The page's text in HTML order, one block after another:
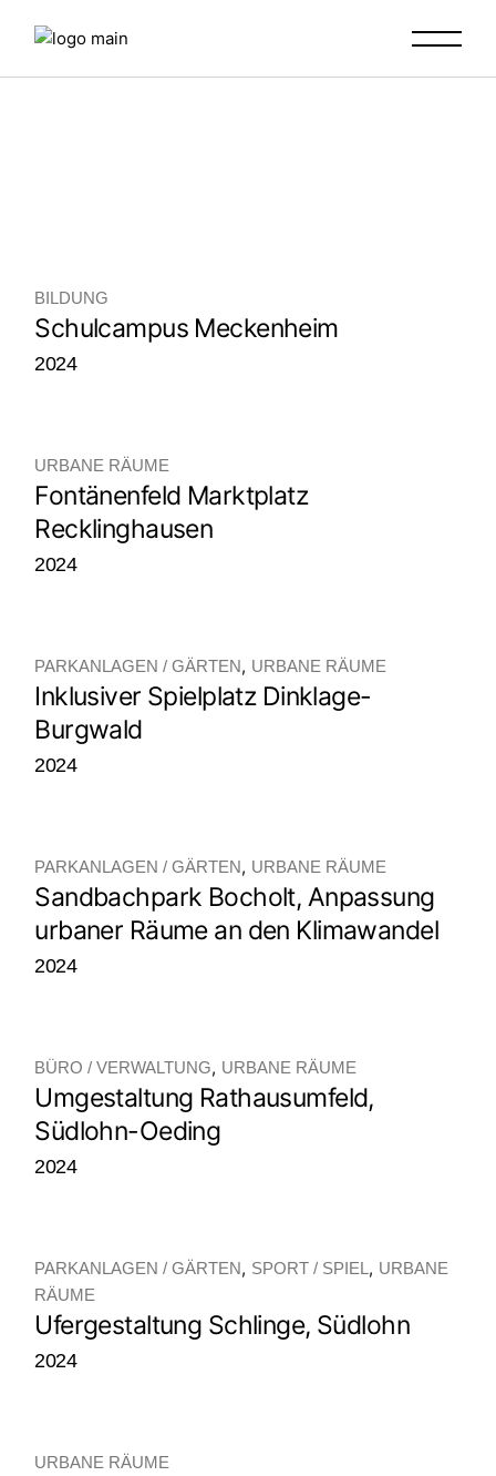
BILDUNG
Schulcampus Meckenheim
2024
URBANE RÄUME
Fontänenfeld Marktplatz
Recklinghausen
2024
PARKANLAGEN / GÄRTEN URBANE RÄUME
Inklusiver Spielplatz Dinklage-
Burgwald
2024
PARKANLAGEN / GÄRTEN URBANE RÄUME
Sandbachpark Bocholt, Anpassung
urbaner Räume an den Klimawandel
2024
BÜRO / VERWALTUNG URBANE RÄUME
Umgestaltung Rathausumfeld,
Südlohn-Oeding
2024
PARKANLAGEN / GÄRTEN SPORT / SPIEL
URBANE
RÄUME
Ufergestaltung Schlinge, Südlohn
2024
URBANE RÄUME